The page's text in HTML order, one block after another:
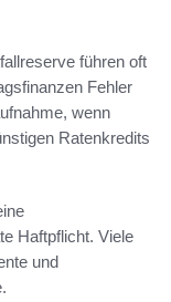
führen oft
Fehler
wenn
Ratenkredits
Haftpflicht. Viele
und